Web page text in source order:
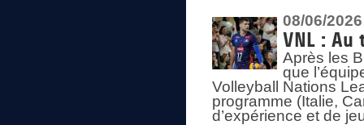
08/06/2026
VNL : Au
Après les
que
Volleyball Nations
programme (Italie,
d’expérience et de